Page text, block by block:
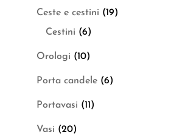
Ceste e cestini (19)
Cestini (6)
Orologi (10)
Porta candele (6)
Portavasi (11)
Vasi (20)